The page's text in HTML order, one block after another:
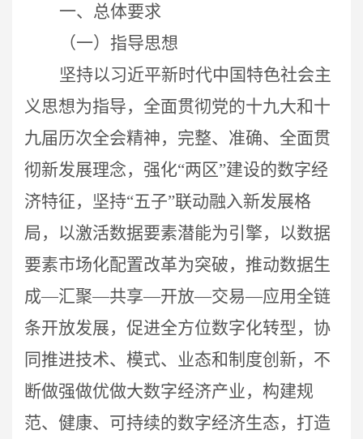
一、总体要求
（一）指导思想
坚持以习近平新时代中国特色社会主
义思想为指导，全面贯彻党的十九大和十
九届历次全会精神，完整、准确、全面贯
彻新发展理念，强化“两区”建设的数字经
济特征，坚持“五子”联动融入新发展格
局，以激活数据要素潜能为引擎，以数据
要素市场化配置改革为突破，推动数据生
成—汇聚—共享—开放—交易—应用全链
条开放发展，促进全方位数字化转型，协
同推进技术、模式、业态和制度创新，不
断做强做优做大数字经济产业，构建规
范、健康、可持续的数字经济生态，打造